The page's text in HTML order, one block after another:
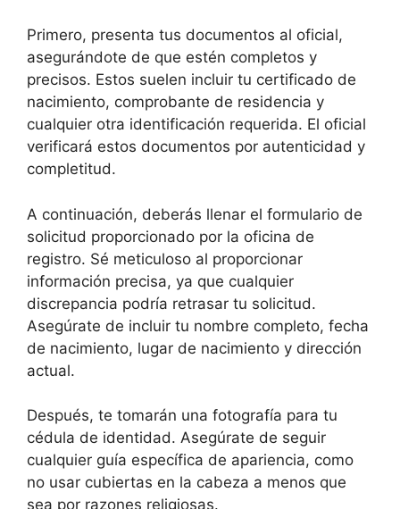
Primero, presenta tus documentos al oficial,
asegurándote de que estén completos y
precisos. Estos suelen incluir tu certificado de
nacimiento, comprobante de residencia y
cualquier otra identificación requerida. El oficial
verificará estos documentos por autenticidad y
completitud.
A continuación, deberás llenar el formulario de
solicitud proporcionado por la oficina de
registro. Sé meticuloso al proporcionar
información precisa, ya que cualquier
discrepancia podría retrasar tu solicitud.
Asegúrate de incluir tu nombre completo, fecha
de nacimiento, lugar de nacimiento y dirección
actual.
Después, te tomarán una fotografía para tu
cédula de identidad. Asegúrate de seguir
cualquier guía específica de apariencia, como
no usar cubiertas en la cabeza a menos que
sea por razones religiosas.